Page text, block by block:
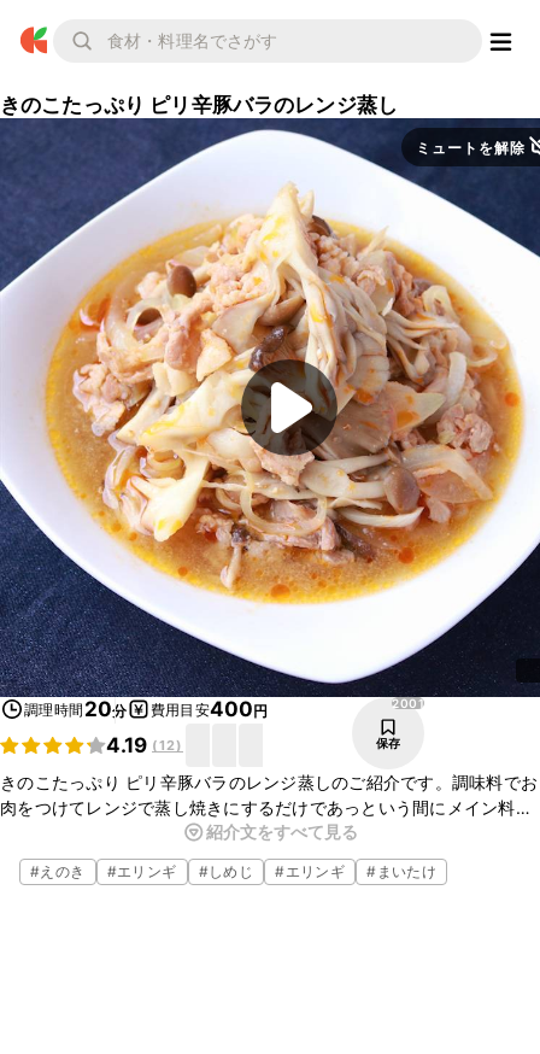
きのこたっぷり ピリ辛豚バラのレンジ蒸し
ミュートを解除
調理時間 20分 費用目安400円
4.19 (12)
2001
保存
きのこたっぷり ピリ辛豚バラのレンジ蒸しのご紹介です。調味料でお
肉をつけてレンジで蒸し焼きにするだけであっという間にメイン料理
を作ることができます。ラー油やコチュジャンの量はお好みで調整し
てください。お好きなきのこをたっぷり入れて作ってみてください。
紹介文をすべて見る
#えのき #エリンギ #しめじ #エリンギ # まいたけ